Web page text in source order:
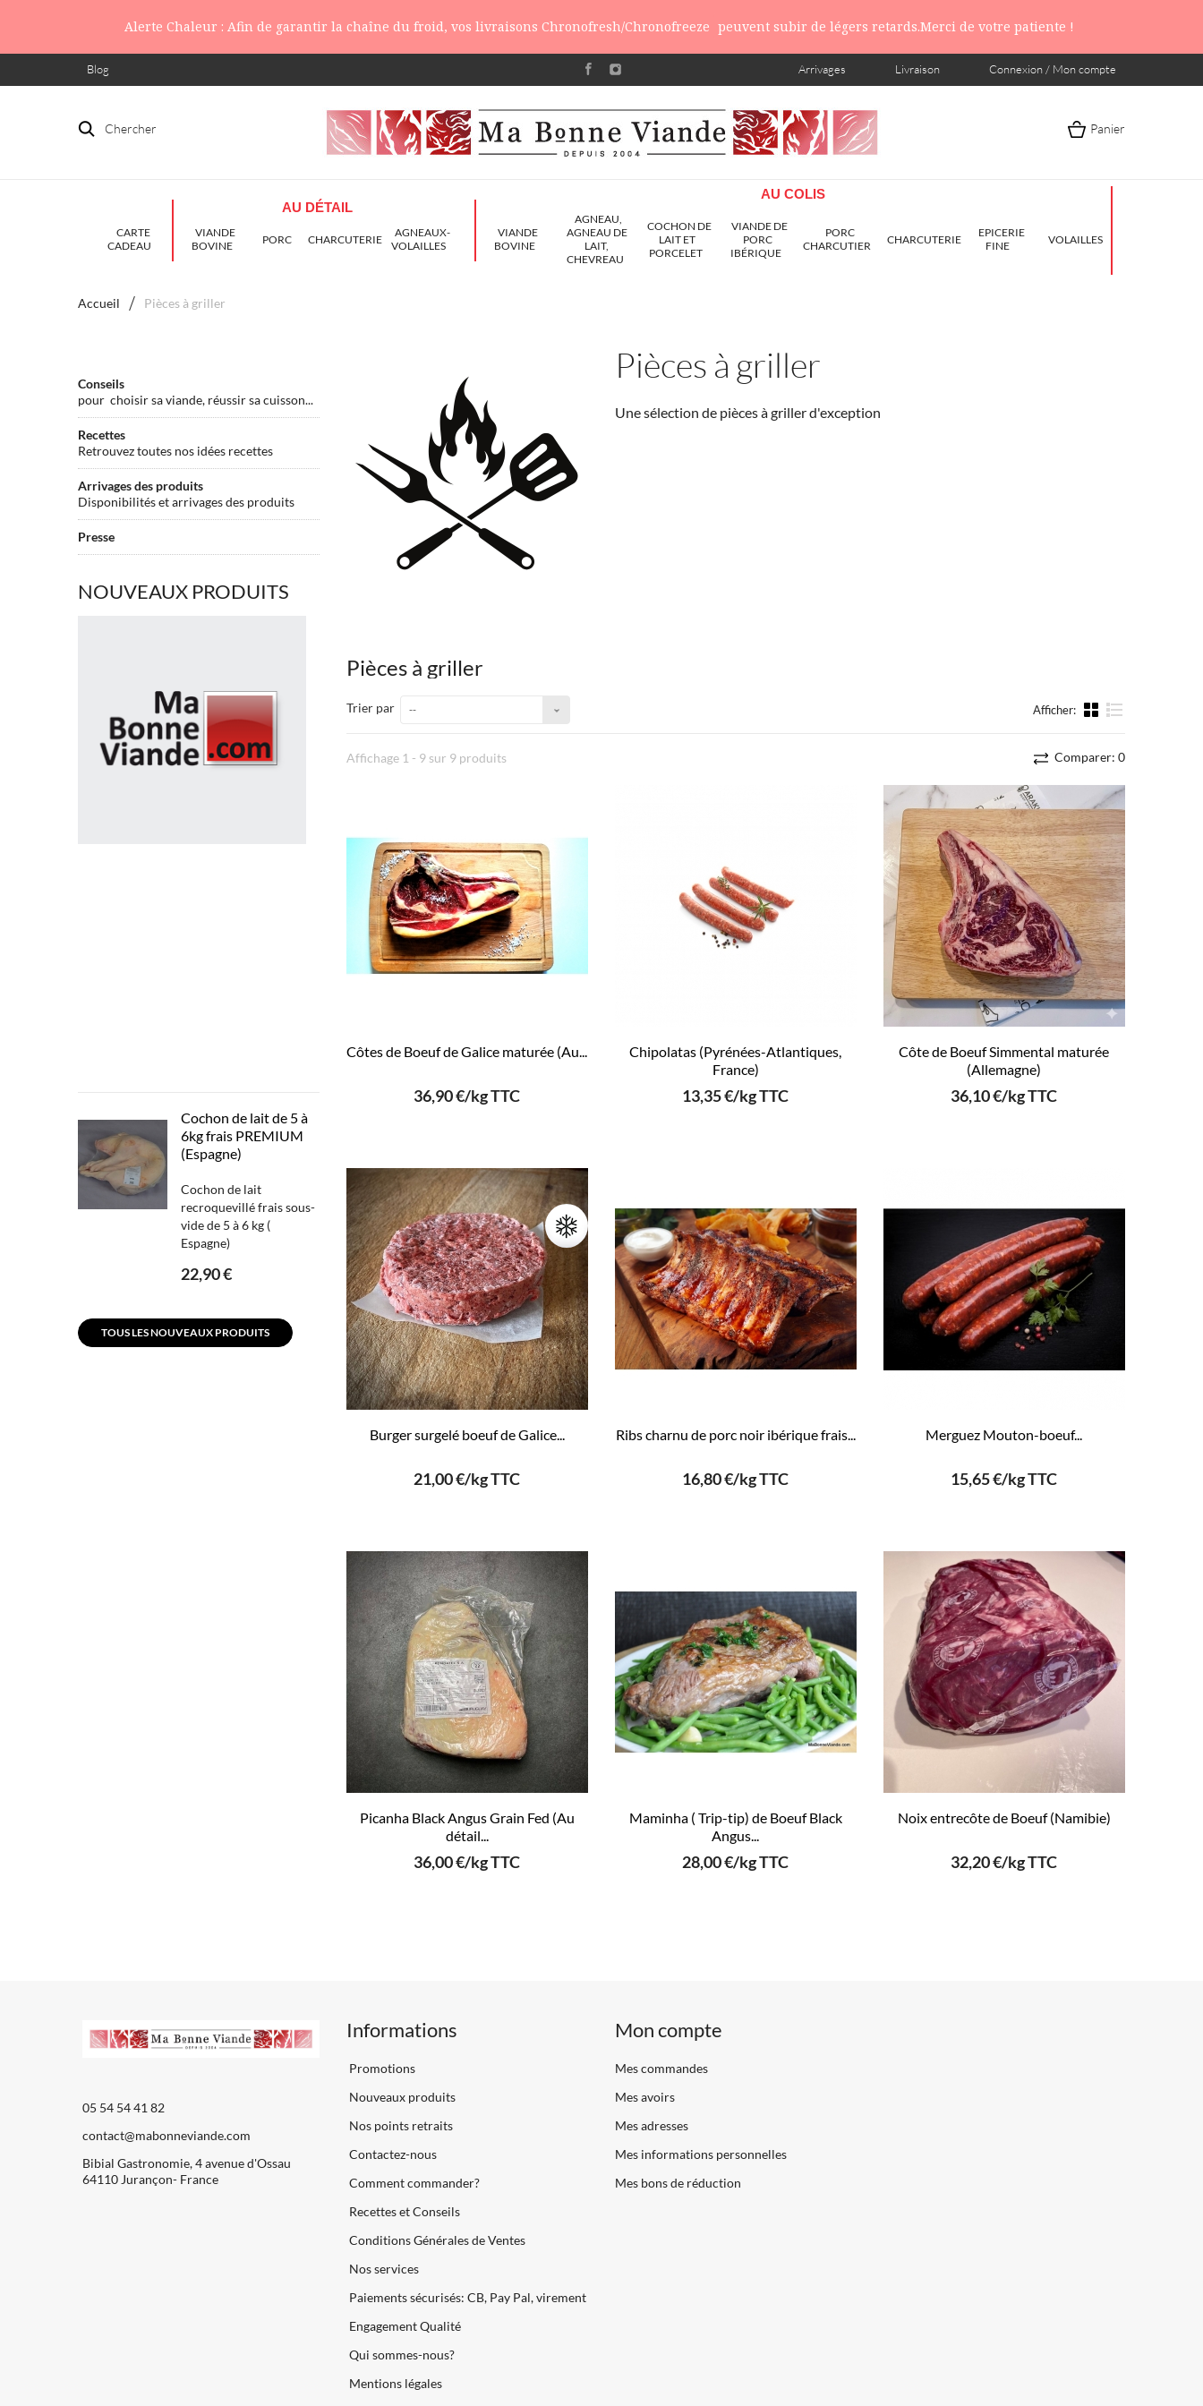
Alerte Chaleur : Afin de garantir la chaîne du froid, vos livraisons Chronofresh/Chronofreeze peuvent subir de légers retards.Merci de votre patiente !
Blog Connexion / Mon compte
Livraison
Arrivages
Chercher Panier
CARTE
CADEAU
AU DÉTAIL
VIANDE
BOVINE
PORC CHARCUTERIE
AGNEAUX-
VOLAILLES
AU COLIS
VIANDE
BOVINE
AGNEAU,
AGNEAU DE
LAIT,
CHEVREAU
COCHON DE
LAIT ET
PORCELET
VIANDE DE
PORC
IBÉRIQUE
PORC
CHARCUTIER
CHARCUTERIE
EPICERIE
FINE
VOLAILLES
Accueil Pièces à griller
Conseils
pour choisir sa viande, réussir sa cuisson...
Recettes
Retrouvez toutes nos idées recettes
Arrivages des produits
Disponibilités et arrivages des produits
Presse
NOUVEAUX PRODUITS
Boeuf
ANGUS
surgelé
Cochon de lait de 5 à
6kg frais PREMIUM
(Espagne)
Cochon de lait
recroquevillé frais sous-
vide de 5 à 6 kg (
Espagne)
22,90 €
TOUS LES NOUVEAUX PRODUITS
Pièces à griller
Une sélection de pièces à griller d'exception
Pièces à griller
Afficher:
Trier par --
Comparer: 0
Affichage 1 - 9 sur 9 produits
Côtes de Boeuf de Galice maturée (Au...
36,90 €/kg TTC
Chipolatas (Pyrénées-Atlantiques,
France)
13,35 €/kg TTC
Côte de Boeuf Simmental maturée
(Allemagne)
36,10 €/kg TTC
Burger surgelé boeuf de Galice...
21,00 €/kg TTC
Ribs charnu de porc noir ibérique frais...
16,80 €/kg TTC
Merguez Mouton-boeuf...
15,65 €/kg TTC
Picanha Black Angus Grain Fed (Au
détail...
36,00 €/kg TTC
Maminha ( Trip-tip) de Boeuf Black
Angus...
28,00 €/kg TTC
Noix entrecôte de Boeuf (Namibie)
32,20 €/kg TTC
05 54 54 41 82
contact@mabonneviande.com
Bibial Gastronomie, 4 avenue d'Ossau
64110 Jurançon- France
Informations
Promotions
Nouveaux produits
Nos points retraits
Contactez-nous
Comment commander?
Recettes et Conseils
Conditions Générales de Ventes
Nos services
Paiements sécurisés: CB, Pay Pal, virement
Engagement Qualité
Qui sommes-nous?
Mentions légales
Mon compte
Mes commandes
Mes avoirs
Mes adresses
Mes informations personnelles
Mes bons de réduction